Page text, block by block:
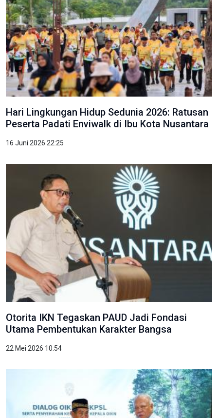
Hari Lingkungan Hidup Sedunia 2026: Ratusan
Peserta Padati Enviwalk di Ibu Kota Nusantara
16 Juni 2026 22:25
Otorita IKN Tegaskan PAUD Jadi Fondasi
Utama Pembentukan Karakter Bangsa
22 Mei 2026 10:54